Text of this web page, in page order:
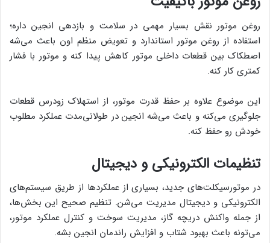
روغن موتور نقش بسیار مهمی در سلامت و بازدهی انجین داره؛
استفاده از روغن موتور استاندارد و تعویض منظم اون باعث می‌شه
اصطکاک بین قطعات داخلی موتور کاهش پیدا کنه و موتور با فشار
کمتری کار کنه.
این موضوع علاوه بر حفظ قدرت موتور، از استهلاک زودرس قطعات
جلوگیری می‌کنه و باعث می‌شه انجین در طولانی‌مدت عملکرد مطلوب
خودش رو حفظ کنه.
تنظیمات الکترونیکی و دیجیتال
در موتورسیکلت‌های جدید، بسیاری از عملکردها از طریق سیستم‌های
الکترونیکی و دیجیتال مدیریت می‌شن. تنظیم صحیح این بخش‌ها،
از جمله واکنش دریچه گاز، مدیریت سوخت و کنترل عملکرد موتور،
می‌تونه باعث بهبود شتاب و افزایش راندمان انجین بشه.